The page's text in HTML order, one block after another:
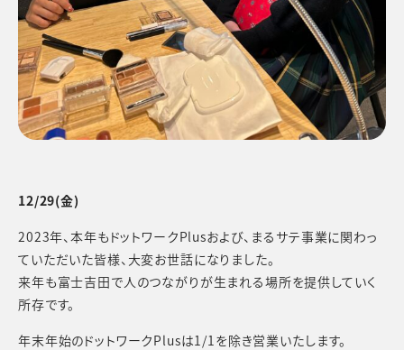
12/29(金)
2023年、本年もドットワークPlusおよび、まるサテ事業に関わっ
ていただいた皆様、大変お世話になりました。
来年も富士吉田で人のつながりが生まれる場所を提供していく
所存です。
年末年始のドットワークPlusは1/1を除き営業いたします。